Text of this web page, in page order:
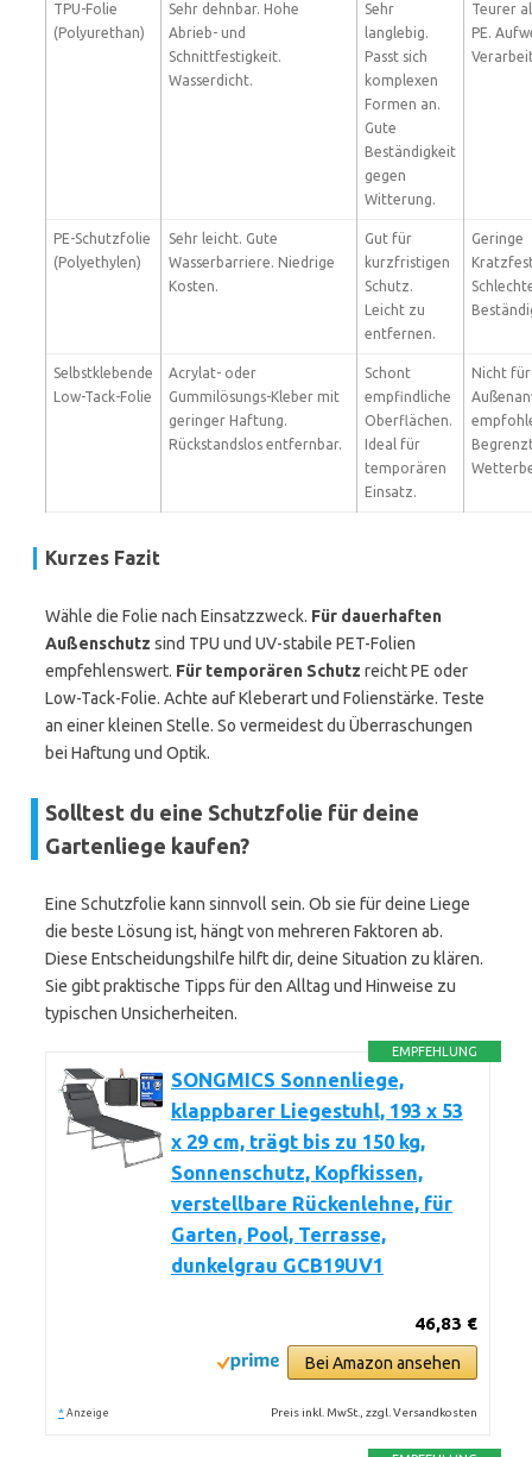
TPU-Folie
(Polyurethan)
Sehr dehnbar. Hohe
Abrieb- und
Schnittfestigkeit.
Wasserdicht.
Sehr
langlebig.
Passt sich
komplexen
Formen an.
Gute
Beständigkeit
gegen
Witterung.
Teurer
PE.
PE-Schutzfolie
(Polyethylen)
Sehr leicht. Gute
Wasserbarriere. Niedrige
Kosten.
Gut für
kurzfristigen
Schutz.
Leicht zu
entfernen.
Geringe
Selbstklebende
Low-Tack-Folie
Acrylat- oder
Gummilösungs-Kleber mit
geringer Haftung.
Rückstandslos entfernbar.
Schont
empfindliche
Oberflächen.
Ideal für
temporären
Einsatz.
Nicht
Kurzes Fazit
Wähle die Folie nach Einsatzzweck. Für dauerhaften
Außenschutz sind TPU und UV-stabile PET-Folien
empfehlenswert. Für temporären Schutz reicht PE oder
Low-Tack-Folie. Achte auf Kleberart und Folienstärke. Teste
an einer kleinen Stelle. So vermeidest du Überraschungen
bei Haftung und Optik.
Solltest du eine Schutzfolie für deine
Gartenliege kaufen?
Eine Schutzfolie kann sinnvoll sein. Ob sie für deine Liege
die beste Lösung ist, hängt von mehreren Faktoren ab.
Diese Entscheidungshilfe hilft dir, deine Situation zu klären.
Sie gibt praktische Tipps für den Alltag und Hinweise zu
typischen Unsicherheiten.
EMPFEHLUNG
SONGMICS Sonnenliege,
klappbarer Liegestuhl, 193 x 53
x 29 cm, trägt bis zu 150 kg,
Sonnenschutz, Kopfkissen,
verstellbare Rückenlehne, für
Garten, Pool, Terrasse,
dunkelgrau GCB19UV1
46,83 €
Bei Amazon ansehen
* Anzeige Preis inkl. MwSt., zzgl. Versandkosten